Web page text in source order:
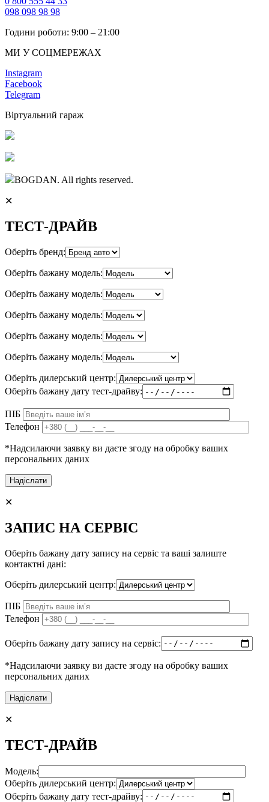
098 098 98 98
Години роботи: 9:00 – 21:00
МИ У СОЦМЕРЕЖАХ
Instagram
Facebook
Telegram
Віртуальний гараж
BOGDAN. All rights reserved.
✕
ТЕСТ-ДРАЙВ
Оберіть бренд:
Оберіть бажану модель:
Оберіть бажану модель:
Оберіть бажану модель:
Оберіть бажану модель:
Оберіть бажану модель:
Оберіть дилерський центр:
Оберіть бажану дату тест-драйву:
ПІБ
Телефон
*Надсилаючи заявку ви даєте згоду на обробку ваших
персональних даних
✕
ЗАПИС НА СЕРВІС
Оберіть бажану дату запису на сервіс та ваші залиште
контактні дані:
Оберіть дилерський центр:
ПІБ
Телефон
Оберіть бажану дату запису на сервіс:
*Надсилаючи заявку ви даєте згоду на обробку ваших
персональних даних
✕
ТЕСТ-ДРАЙВ
Модель:
Оберіть дилерський центр:
Оберіть бажану дату тест-драйву: